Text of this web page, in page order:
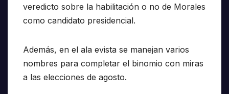
veredicto sobre la habilitación o no de Morales
como candidato presidencial.
Además, en el ala evista se manejan varios
nombres para completar el binomio con miras
a las elecciones de agosto.